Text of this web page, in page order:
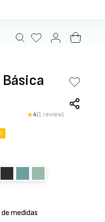
4(1 review)
de medidas